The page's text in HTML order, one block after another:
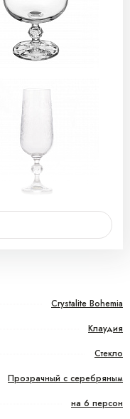
Crystalite Bohemia
Клаудия
Стекло
Прозрачный с серебряным
на 6 персон